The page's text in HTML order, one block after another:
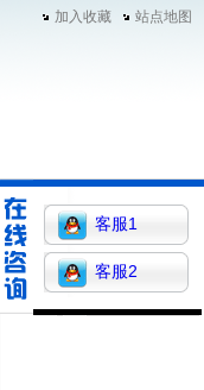
客服1
客服2
加入收藏 站点地图